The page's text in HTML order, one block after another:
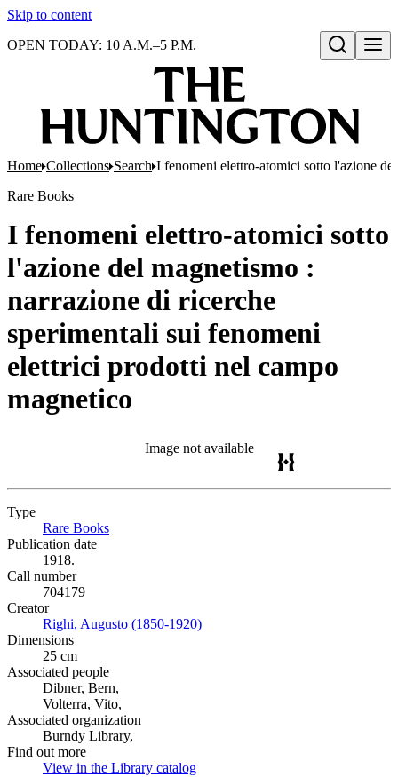
Skip to content
Open search
OPEN TODAY: 10 A.M.–5 P.M.
Home Collections Search I fenomeni elettro-atomici sotto l'azione
Rare Books
I fenomeni elettro-atomici sotto
l'azione del magnetismo :
narrazione di ricerche
sperimentali sui fenomeni
elettrici prodotti nel campo
magnetico
Image not available
Type
Rare Books
Publication date
1918.
Call number
704179
Creator
Righi, Augusto (1850-1920)
Dimensions
25 cm
Associated people
Dibner, Bern,
Volterra, Vito,
Associated organization
Burndy Library,
Find out more
View in the Library catalog